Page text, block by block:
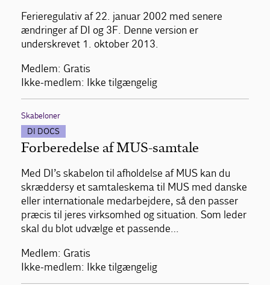
Ferieregulativ af 22. januar 2002 med senere
ændringer af DI og 3F. Denne version er
underskrevet 1. oktober 2013.
Medlem: Gratis
Ikke-medlem: Ikke tilgængelig
Skabeloner
DI DOCS
Forberedelse af MUS-samtale
Med DI’s skabelon til afholdelse af MUS kan du
skræddersy et samtaleskema til MUS med danske
eller internationale medarbejdere, så den passer
præcis til jeres virksomhed og situation. Som leder
skal du blot udvælge et passende…
Medlem: Gratis
Ikke-medlem: Ikke tilgængelig